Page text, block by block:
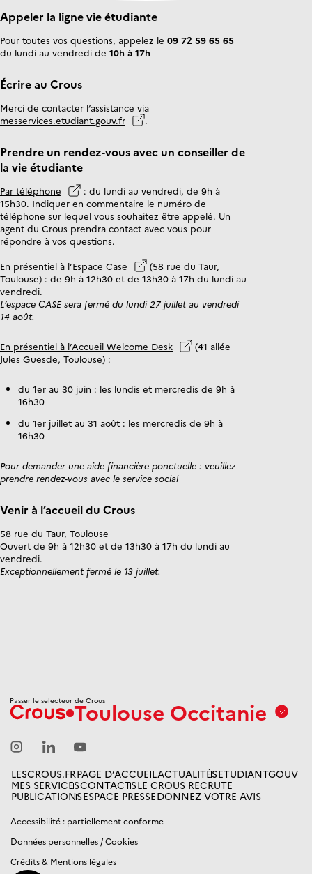
Appeler la ligne vie étudiante
Pour toutes vos questions, appelez le 09 72 59 65 65
du lundi au vendredi de 10h à 17h
Écrire au Crous
Merci de contacter l’assistance via
messervices.etudiant.gouv.fr
Prendre un rendez-vous avec un conseiller de
la vie étudiante
Par téléphone
: du lundi au vendredi, de 9h à
15h30. Indiquer en commentaire le numéro de
téléphone sur lequel vous souhaitez être appelé. Un
agent du Crous prendra contact avec vous pour
répondre à vos questions.
En présentiel à l’Espace Case
(58 rue du Taur,
Toulouse) : de 9h à 12h30 et de 13h30 à 17h du lundi au
vendredi.
L’espace CASE sera fermé du lundi 27 juillet au vendredi
14 août.
En présentiel à l’Accueil Welcome Desk
(41 allée
Jules Guesde, Toulouse) :
du 1er au 30 juin : les lundis et mercredis de 9h à
16h30
du 1er juillet au 31 août : les mercredis de 9h à
16h30
Pour demander une aide financière ponctuelle : veuillez
prendre rendez-vous avec le service social
Venir à l’accueil du Crous
58 rue du Taur, Toulouse
Ouvert de 9h à 12h30 et de 13h30 à 17h du lundi au
vendredi.
Exceptionnellement fermé le 13 juillet.
Passer le selecteur de CrousToulouse Occitanie
Marseille
Amiens
Antilles
Guyane
LESCROUS.FRPAGE D’ACCUEILACTUALITÉSETUDIANTGOUV
MES SERVICESCONTACTSLE CROUS RECRUTE
PUBLICATIONSESPACE PRESSEDONNEZ VOTRE AVIS
Accessibilité : partiellement conforme
Données personnelles / Cookies
Crédits & Mentions légales